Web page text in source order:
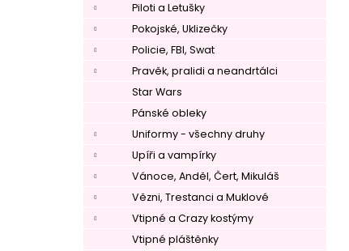
Piloti a Letušky
Pokojské, Uklizečky
Policie, FBI, Swat
Pravěk, pralidi a neandrtálci
Star Wars
Pánské obleky
Uniformy - všechny druhy
Upíři a vampírky
Vánoce, Anděl, Čert, Mikuláš
Vězni, Trestanci a Muklové
Vtipné a Crazy kostýmy
Vtipné pláštěnky